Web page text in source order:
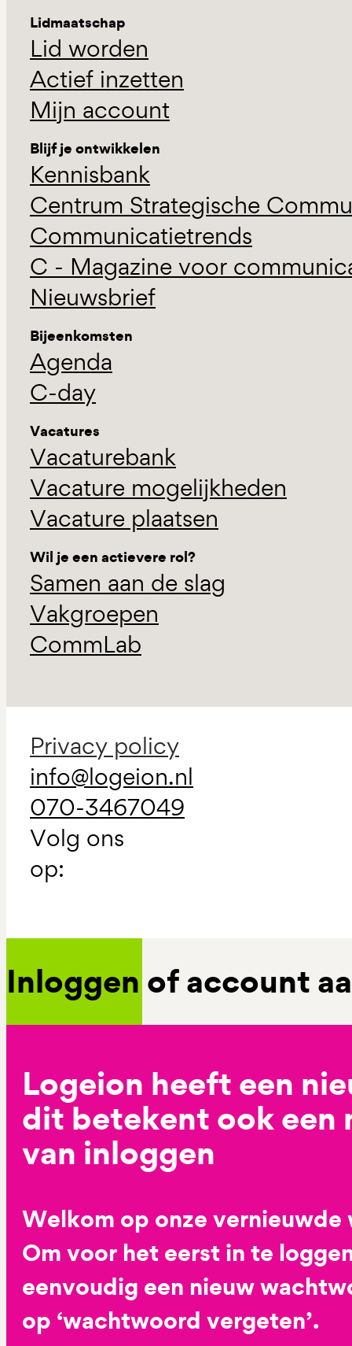
Lidmaatschap
Lid worden
Actief inzetten
Mijn account
Blijf je ontwikkelen
Kennisbank
Centrum Strategische
Communicatietrends
C - Magazine voor
Nieuwsbrief
Bijeenkomsten
Agenda
C-day
Vacatures
Vacaturebank
Vacature mogelijkheden
Vacature plaatsen
Wil je een actievere rol?
Samen aan de slag
Vakgroepen
CommLab
Privacy policy
info@logeion.nl
070-3467049
Volg ons
op:
Inloggen of account
Logeion heeft een
dit betekent ook een
van inloggen
Welkom op onze vernieuwde
Om voor het eerst in te
eenvoudig een nieuw
op ‘wachtwoord vergeten’.